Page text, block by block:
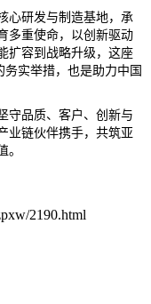
心研发与制造基地，承
多重使命，以创新驱动
扩容到战略升级，这座
务实举措，也是助力中国
守品质、客户、创新与
业链伙伴携手，共筑亚
2190.html